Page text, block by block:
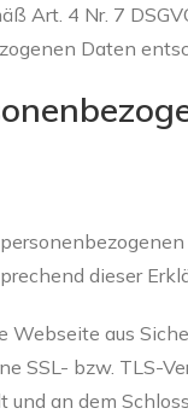
Art. 4 Nr. 7
Daten
dieser
Webseite aus
SSL- bzw. TLS-
und an dem